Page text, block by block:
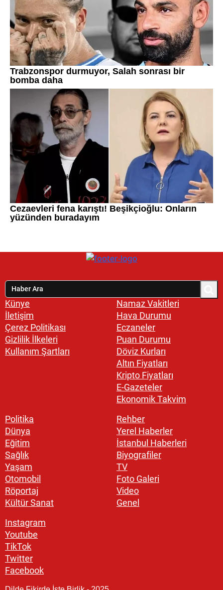
Künye
İletişim
Çerez Politikası
Gizlilik İlkeleri
Kullanım Şartları
Namaz Vakitleri
Hava Durumu
Eczaneler
Puan Durumu
Döviz Kurları
Altın Fiyatları
Kripto Fiyatları
E-Gazeteler
Ekonomik Takvim
Politika
Dünya
Eğitim
Sağlık
Yaşam
Otomobil
Röportaj
Kültür Sanat
Rehber
Yerel Haberler
İstanbul Haberleri
Biyografiler
TV
Foto Galeri
Video
Genel
Instagram
Youtube
TikTok
Twitter
Facebook